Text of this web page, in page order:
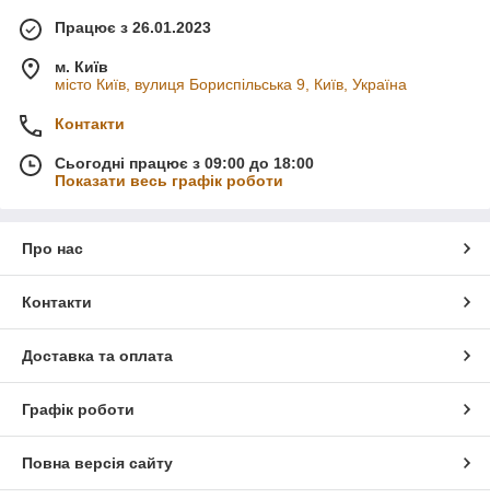
Працює з 26.01.2023
м. Київ
місто Київ, вулиця Бориспільська 9, Київ, Україна
Контакти
Сьогодні працює з 09:00 до 18:00
Показати весь графік роботи
Про нас
Контакти
Доставка та оплата
Графік роботи
Повна версія сайту